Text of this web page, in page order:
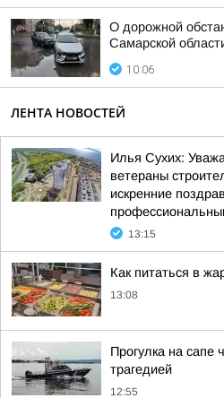
О дорожной
Самарской
10:06
ЛЕНТА НОВОСТЕЙ
Илья Сухих:
ветераны
искренние
13:15
Как питаться в
13:08
Прогулка на сапе
трагедией
12:55